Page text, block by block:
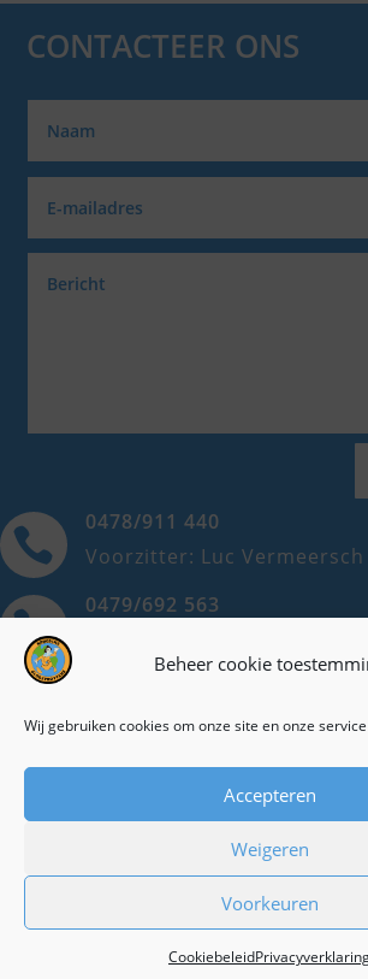
Beheer cookie
Wij gebruiken cookies om onze site en onze
Accepteren
Weigeren
Voorkeuren
Cookiebeleid
CONTACTEER ONS

0478/911 440
Voorzitter: Luc Vermeersch

0479/692 563

Secretaris: Maria Michels
Privacyverklaring
Een realisatie vansvenne.be
Copyright © 2026 brugsche-